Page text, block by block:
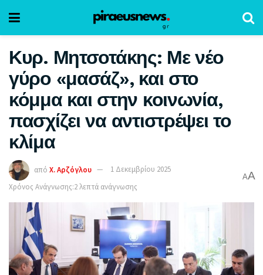
Κυρ. Μητσοτάκης: Με νέο
γύρο «μασάζ», και στο
κόμμα και στην κοινωνία,
πασχίζει να αντιστρέψει το
κλίμα
από Χ. Αρζόγλου
1 Δεκεμβρίου 2025
Χρόνος Ανάγνωσης:2 λεπτά ανάγνωσης
AA